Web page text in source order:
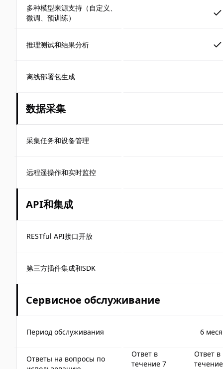
多种模型来源支持（自定义、
微调、预训练）
推理测试和结果分析
离线部署包生成
数据采集
采集任务和设备管理
远程遥操作和实时监控
API和集成
RESTful API接口开放
第三方插件集成和SDK
Сервисное обслуживание
Период обслуживания
Ответы на вопросы по
Ответ в
течение 7
6
Ответ в